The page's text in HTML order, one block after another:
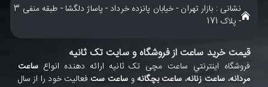
نشانی : بازار تهران - خیابان پانزده خرداد - پاساژ دلگشا - طبقه منفی 3
- پلاک 171
قیمت خرید ساعت از فروشگاه و سایت تک ثانیه
فروشگاه اينترنتي ساعت مچی تک ثانيه ارائه دهنده انواعساعت
مردانه، ساعت زنانه، ساعت بچگانهو ساعت ستفعاليت خود را از سال